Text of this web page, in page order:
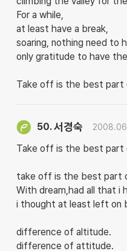
For a while,
at least have a break,
soaring, nothing need to
only gratitude to have
Take off is the best part
50.서경숙
Take off is the best part
take off is the best part
With dream,had all that i
i thought at least left on
difference of altitude.
difference of attitude.